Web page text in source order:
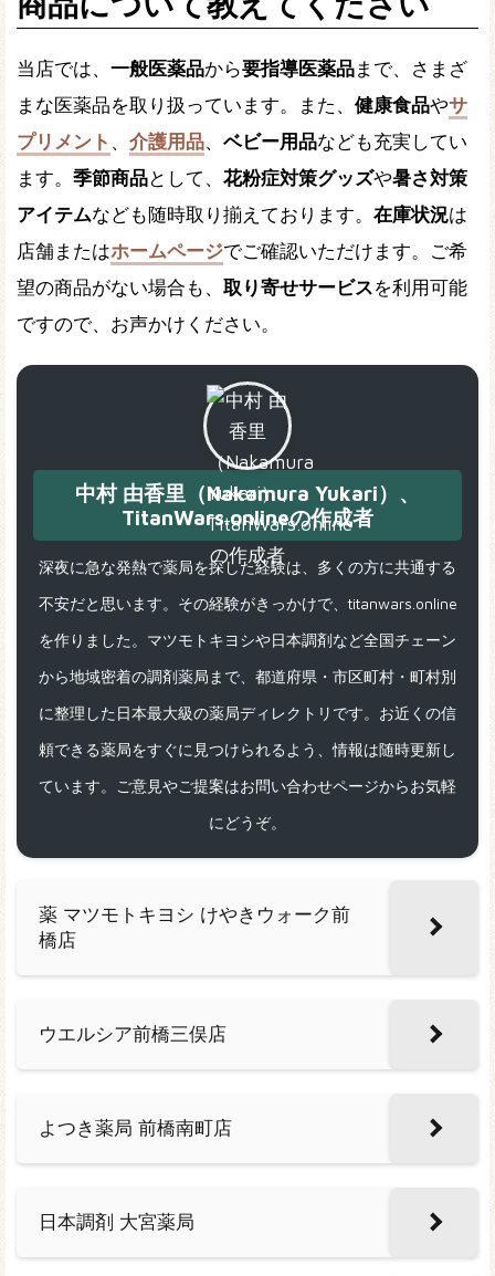
当店では、 一般医薬品から要指導医薬品まで、さまざ
まな医薬品を取り扱っています。また、 健康食品やサ
プリメント 、 介護用品、 ベビー用品なども充実してい
ます。 季節商品として、 花粉症対策グッズや暑さ対策
アイテムなども随時取り揃えております。 在庫状況は
店舗またはホームページでご確認いただけます。ご希
望の商品がない場合も、 取り寄せサービスを利用可能
ですので、お声かけください。
中村 由香里（Nakamura Yukari）、
TitanWars.onlineの作成者
深夜に急な発熱で薬局を探した経験は、多くの方に共通する
不安だと思います。その経験がきっかけで、titanwars.online
を作りました。マツモトキヨシや日本調剤など全国チェーン
から地域密着の調剤薬局まで、都道府県・市区町村・町村別
に整理した日本最大級の薬局ディレクトリです。お近くの信
頼できる薬局をすぐに見つけられるよう、情報は随時更新し
ています。ご意見やご提案はお問い合わせページからお気軽
にどうぞ。
薬 マツモトキヨシ けやきウォーク前
橋店
ウエルシア前橋三俣店
よつき薬局 前橋南町店
日本調剤 大宮薬局